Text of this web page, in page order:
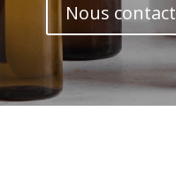
Nous